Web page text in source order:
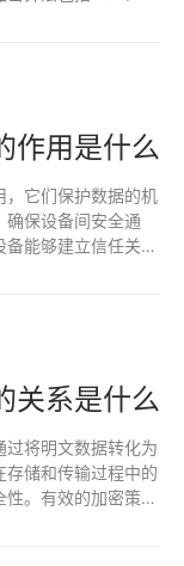
作用是什么
，它们保护数据的机
确保设备间安全通
备能够建立信任关
关系是什么
过将明文数据转化为
存储和传输过程中的
。有效的加密策略